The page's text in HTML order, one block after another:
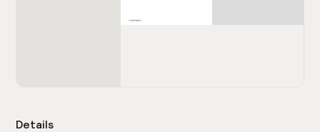
Details